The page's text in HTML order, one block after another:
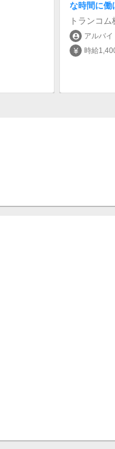
な時間に働
トランコ
account_circle アルバイ
currency_yen 時給